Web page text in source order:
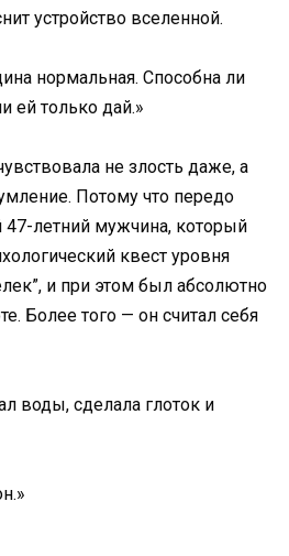
устройство вселенной.
нормальная. Способна ли
ей только дай.»
не злость даже, а
Потому что передо
летний мужчина, который
квест уровня
и при этом был абсолютно
Более того — он считал себя
воды, сделала глоток и